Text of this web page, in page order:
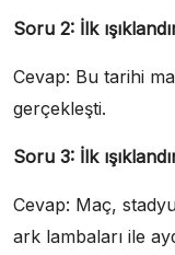
Soru 2: İlk
Cevap: Bu tarihi
gerçekleşti.
Soru 3: İlk
Cevap: Maç,
ark lambaları ile